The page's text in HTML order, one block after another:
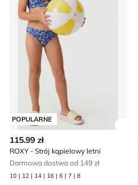
POPULARNE
115.99 zł
ROXY - Strój kąpielowy letni
Darmowa dostwa od 149 zł
10 | 12 | 14 | 16 | 6 | 7 | 8